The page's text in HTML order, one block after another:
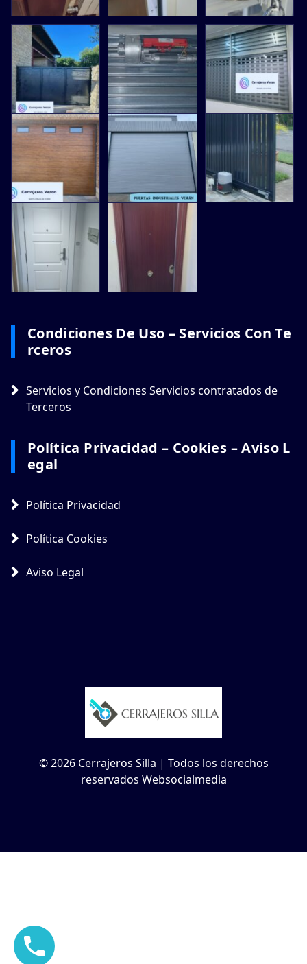
Condiciones De Uso – Servicios Con Te
Rceros
Servicios y Condiciones Servicios contratados de
Terceros
Política Privacidad – Cookies – Aviso L
Egal
Política Privacidad
Política Cookies
Aviso Legal
© 2026 Cerrajeros Silla | Todos los derechos
reservados Websocialmedia